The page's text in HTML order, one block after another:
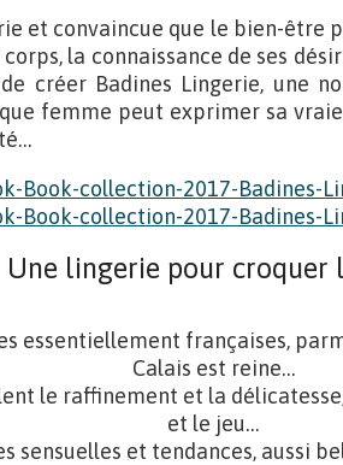
et convaincue que le bien-être
la connaissance de ses
créer Badines Lingerie, une
femme peut exprimer sa
Une lingerie pour croquer
essentiellement françaises,
Calais est reine…
le raffinement et la
et le jeu…
sensuelles et tendances, aussi